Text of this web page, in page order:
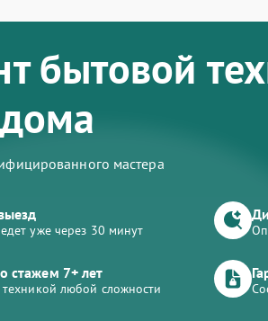
бытовой
мастера
уже через 30 минут
стажем 7+ лет
любой сложности